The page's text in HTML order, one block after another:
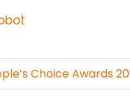
Choice Awards